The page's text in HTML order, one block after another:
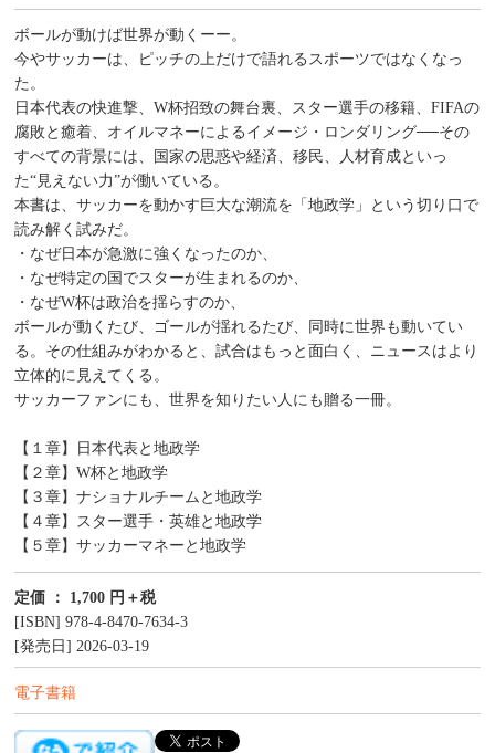
ボールが動けば世界が動くーー。
今やサッカーは、ピッチの上だけで語れるスポーツではなくなっ
た。
日本代表の快進撃、W杯招致の舞台裏、スター選手の移籍、FIFAの
腐敗と癒着、オイルマネーによるイメージ・ロンダリング──その
すべての背景には、国家の思惑や経済、移民、人材育成といっ
た“見えない力”が働いている。
本書は、サッカーを動かす巨大な潮流を「地政学」という切り口で
読み解く試みだ。
・なぜ日本が急激に強くなったのか、
・なぜ特定の国でスターが生まれるのか、
・なぜW杯は政治を揺らすのか、
ボールが動くたび、ゴールが揺れるたび、同時に世界も動いてい
る。その仕組みがわかると、試合はもっと面白く、ニュースはより
立体的に見えてくる。
サッカーファンにも、世界を知りたい人にも贈る一冊。
【１章】日本代表と地政学
【２章】W杯と地政学
【３章】ナショナルチームと地政学
【４章】スター選手・英雄と地政学
【５章】サッカーマネーと地政学
定価 ： 1,700 円＋税
[ISBN] 978-4-8470-7634-3
[発売日] 2026-03-19
電子書籍